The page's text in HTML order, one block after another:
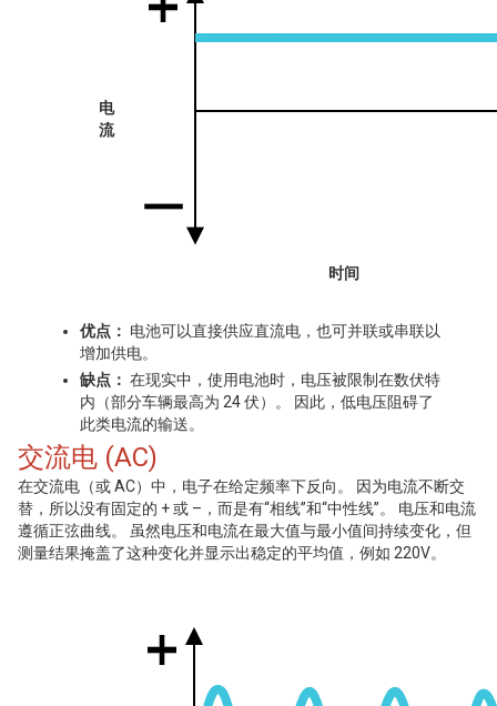
电
流
时间
优点： 电池可以直接供应直流电，也可并联或串联以
增加供电。
缺点： 在现实中，使用电池时，电压被限制在数伏特
内（部分车辆最高为 24 伏）。 因此，低电压阻碍了
此类电流的输送。
交流电 (AC)
在交流电（或 AC）中，电子在给定频率下反向。 因为电流不断交
替，所以没有固定的 + 或 –，而是有“相线”和“中性线”。 电压和电流
遵循正弦曲线。 虽然电压和电流在最大值与最小值间持续变化，但
测量结果掩盖了这种变化并显示出稳定的平均值，例如 220V。